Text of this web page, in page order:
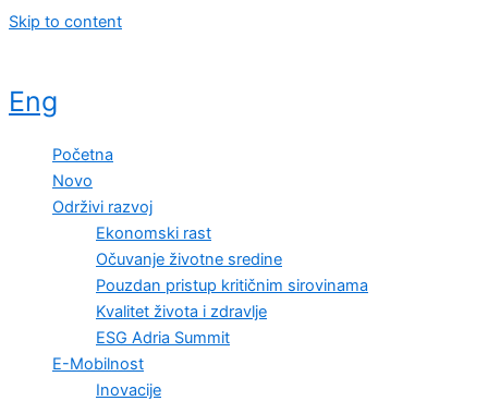
Skip to content
Eng
Početna
Novo
Održivi razvoj
Ekonomski rast
Očuvanje životne sredine
Pouzdan pristup kritičnim sirovinama
Kvalitet života i zdravlje
ESG Adria Summit
E-Mobilnost
Inovacije